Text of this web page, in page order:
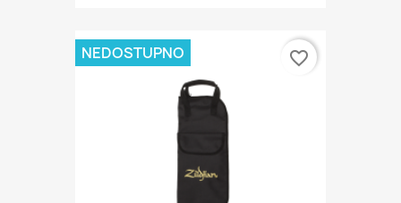
NEDOSTUPNO favorite_border